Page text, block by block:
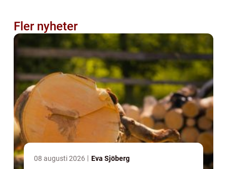
Fler nyheter
08 augusti 2026 Eva Sjöberg